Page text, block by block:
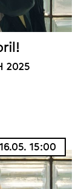
2025
15:00